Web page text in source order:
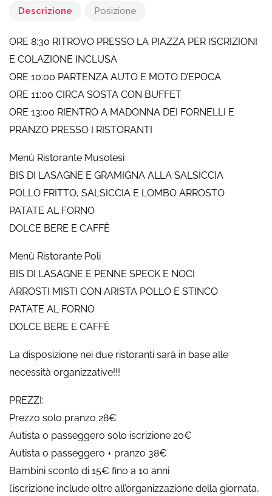
Descrizione Posizione
ORE 8:30 RITROVO PRESSO LA PIAZZA PER ISCRIZIONI
E COLAZIONE INCLUSA
ORE 10:00 PARTENZA AUTO E MOTO D’EPOCA
ORE 11:00 CIRCA SOSTA CON BUFFET
ORE 13:00 RIENTRO A MADONNA DEI FORNELLI E
PRANZO PRESSO I RISTORANTI
Menù Ristorante Musolesi
BIS DI LASAGNE E GRAMIGNA ALLA SALSICCIA
POLLO FRITTO, SALSICCIA E LOMBO ARROSTO
PATATE AL FORNO
DOLCE BERE E CAFFÈ
Menù Ristorante Poli
BIS DI LASAGNE E PENNE SPECK E NOCI
ARROSTI MISTI CON ARISTA POLLO E STINCO
PATATE AL FORNO
DOLCE BERE E CAFFÈ
La disposizione nei due ristoranti sarà in base alle
necessità organizzative!!!
PREZZI:
Prezzo solo pranzo 28€
Autista o passeggero solo iscrizione 20€
Autista o passeggero + pranzo 38€
Bambini sconto di 15€ fino a 10 anni
l’iscrizione include oltre all’organizzazione della giornata,